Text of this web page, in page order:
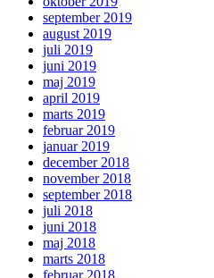
september 2019
august 2019
juli 2019
juni 2019
maj 2019
april 2019
marts 2019
februar 2019
januar 2019
december 2018
november 2018
september 2018
juli 2018
juni 2018
maj 2018
marts 2018